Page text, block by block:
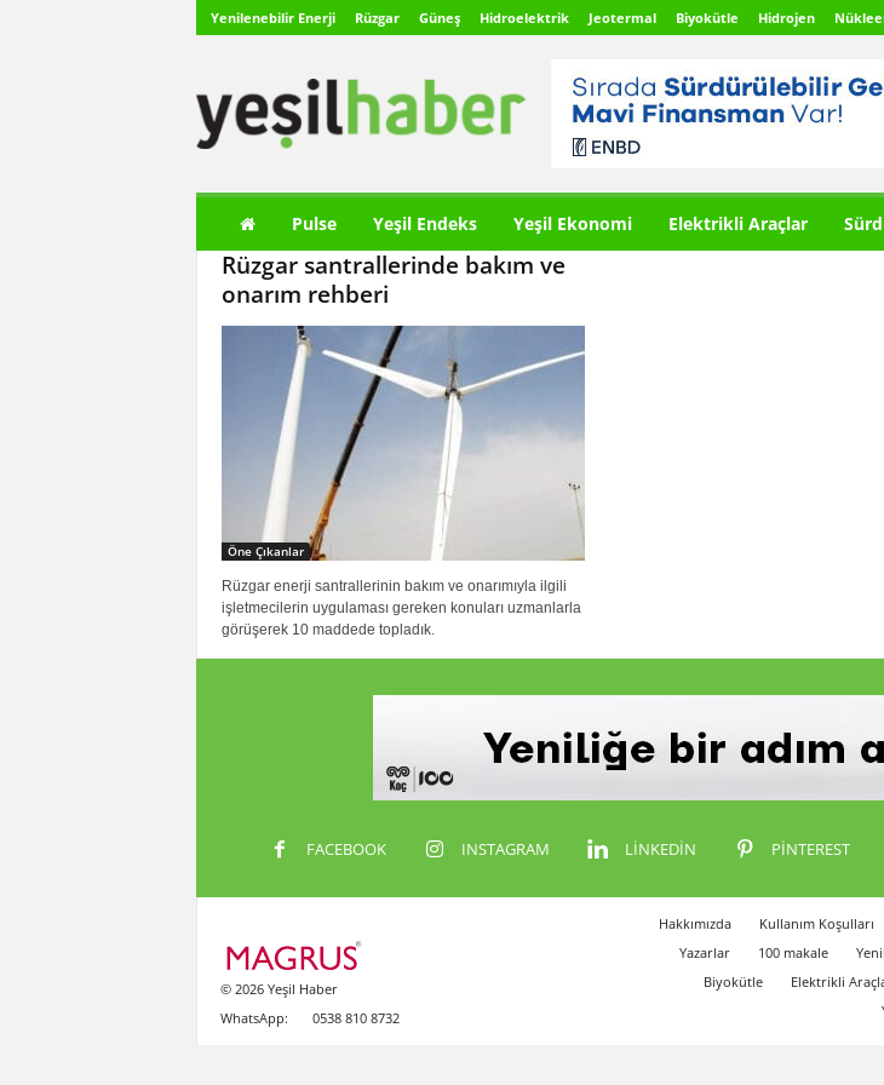
Yenilenebilir Enerji Rüzgar Güneş Hidroelektrik Jeotermal Biyokütle Hidrojen
ş
Pulse Yeşil Endeks Yeşil Ekonomi Elektrikli Araçlar
Rüzgar santrallerinde bakım ve
onarım rehberi
Öne Çıkanlar
Rüzgar enerji santrallerinin bakım ve onarımıyla ilgili
işletmecilerin uygulaması gereken konuları uzmanlarla
görüşerek 10 maddede topladık.
FACEBOOK INSTAGRAM LINKEDIN PINTEREST
Hakkımızda Kullanım Koşulları
Yazarlar
100 makale
Biyokütle
Elektrikli
© 2026 Yeşil Haber
WhatsApp:
0538 810 8732